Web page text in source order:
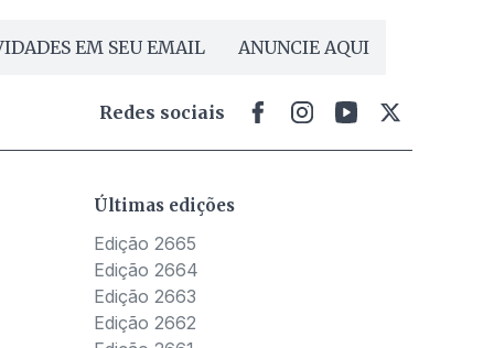
EM SEU EMAIL ANUNCIE AQUI
Redes sociais
Últimas edições
Edição 2665
Edição 2664
Edição 2663
Edição 2662